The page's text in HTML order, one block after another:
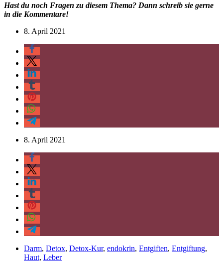
Hast du noch Fragen zu diesem Thema? Dann schreib sie gerne
in die Kommentare!
8. April 2021
8. April 2021
Darm, Detox, Detox-Kur, endokrin, Entgiften, Entgiftung,
Haut, Leber